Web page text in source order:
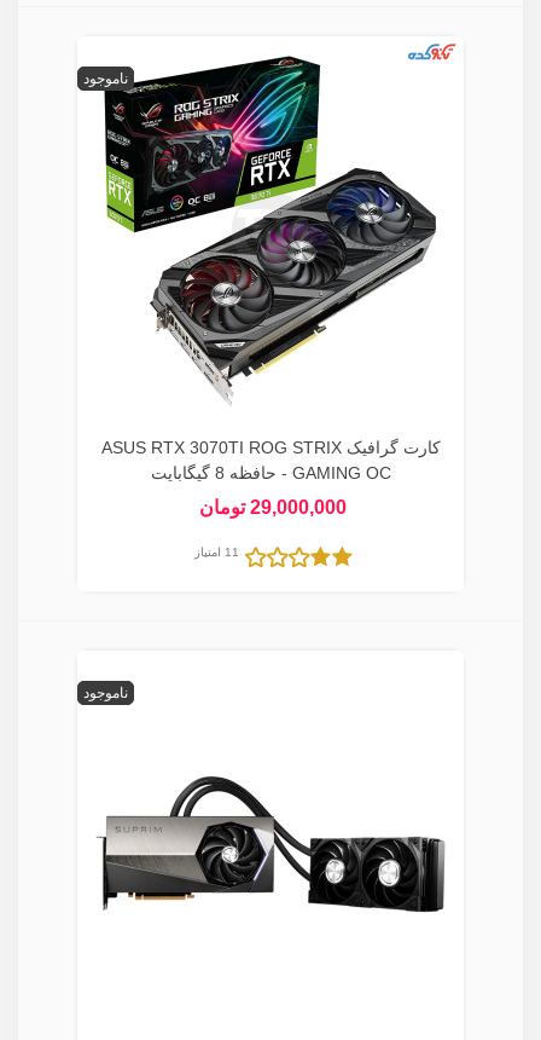
ناموجود
کارت گرافیک ASUS RTX 3070TI ROG STRIX
GAMING OC - حافظه 8 گیگابایت
29,000,000 تومان
11 امتیاز
ناموجود